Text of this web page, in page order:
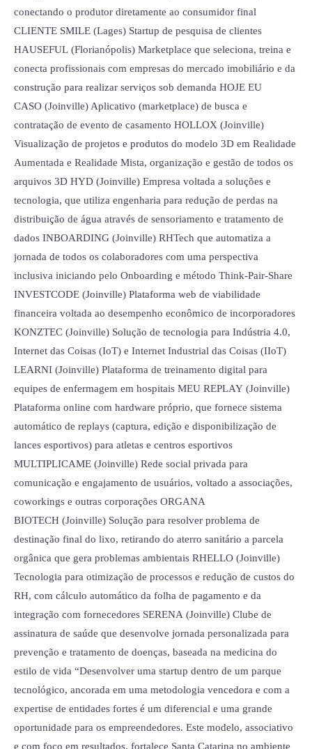
conectando o produtor diretamente ao consumidor final
CLIENTE SMILE (Lages) Startup de pesquisa de clientes
HAUSEFUL (Florianópolis) Marketplace que seleciona, treina e
conecta profissionais com empresas do mercado imobiliário e da
construção para realizar serviços sob demanda HOJE EU
CASO (Joinville) Aplicativo (marketplace) de busca e
contratação de evento de casamento HOLLOX (Joinville)
Visualização de projetos e produtos do modelo 3D em Realidade
Aumentada e Realidade Mista, organização e gestão de todos os
arquivos 3D HYD (Joinville) Empresa voltada a soluções e
tecnologia, que utiliza engenharia para redução de perdas na
distribuição de água através de sensoriamento e tratamento de
dados INBOARDING (Joinville) RHTech que automatiza a
jornada de todos os colaboradores com uma perspectiva
inclusiva iniciando pelo Onboarding e método Think-Pair-Share
INVESTCODE (Joinville) Plataforma web de viabilidade
financeira voltada ao desempenho econômico de incorporadores
KONZTEC (Joinville) Solução de tecnologia para Indústria 4.0,
Internet das Coisas (IoT) e Internet Industrial das Coisas (IIoT)
LEARNI (Joinville) Plataforma de treinamento digital para
equipes de enfermagem em hospitais MEU REPLAY (Joinville)
Plataforma online com hardware próprio, que fornece sistema
automático de replays (captura, edição e disponibilização de
lances esportivos) para atletas e centros esportivos
MULTIPLICAME (Joinville) Rede social privada para
comunicação e engajamento de usuários, voltado a associações,
coworkings e outras corporações ORGANA
BIOTECH (Joinville) Solução para resolver problema de
destinação final do lixo, retirando do aterro sanitário a parcela
orgânica que gera problemas ambientais RHELLO (Joinville)
Tecnologia para otimização de processos e redução de custos do
RH, com cálculo automático da folha de pagamento e da
integração com fornecedores SERENA (Joinville) Clube de
assinatura de saúde que desenvolve jornada personalizada para
prevenção e tratamento de doenças, baseada na medicina do
estilo de vida “Desenvolver uma startup dentro de um parque
tecnológico, ancorada em uma metodologia vencedora e com a
expertise de entidades fortes é um diferencial e uma grande
oportunidade para os empreendedores. Este modelo, associativo
e com foco em resultados, fortalece Santa Catarina no ambiente